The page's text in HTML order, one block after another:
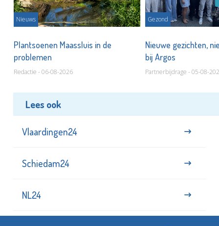
Nieuws
Plantsoenen Maassluis in de
problemen
Redactie - 06-08-2026
Gezond
Nieuwe gezichten,
bij Argos
Partnerbijdrage - 05-08-
Lees ook
Vlaardingen24
Schiedam24
NL24